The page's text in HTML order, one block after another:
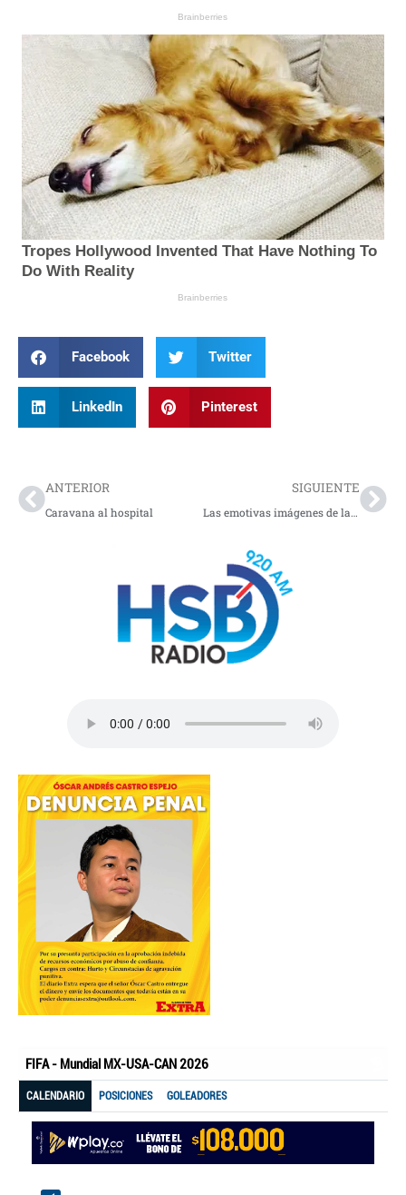
Facebook Twitter
LinkedIn Pinterest
ANTERIOR
Caravana al hospital
SIGUIENTE
Las emotivas imágenes de las labores de rescate en la búsqueda de sobrevivientes tras los terremotos de Venezuela